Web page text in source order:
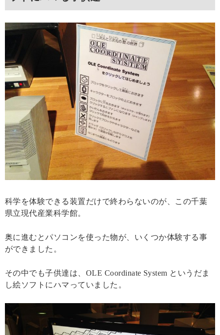
科学を体験できる装置だけで終わらないのが、この千葉
県立現代産業科学館。
奥に進むとパソコンを使った物が、いくつか体験する事
ができました。
その中でも子供達は、OLE Coordinate System というだま
し絵ソフトにハマっていました。